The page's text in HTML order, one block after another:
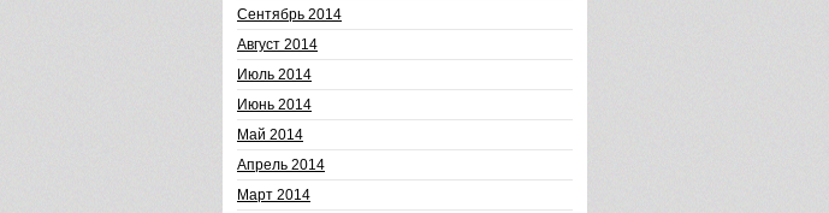
Сентябрь 2014
Август 2014
Июль 2014
Июнь 2014
Май 2014
Апрель 2014
Март 2014